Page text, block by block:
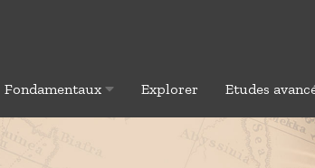
Fondamentaux Explorer Etudes